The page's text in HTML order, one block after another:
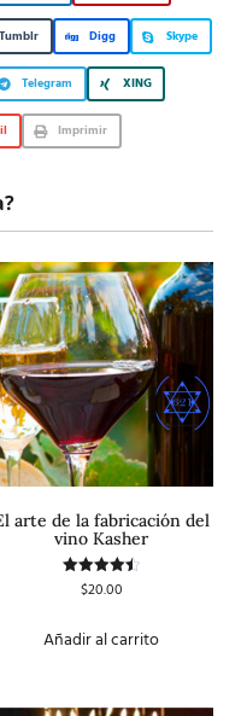
Tumblr Digg Skype
Telegram XING
Imprimir
arte de la fabricación del
vino Kasher
Valorado
$20.00
Añadir al carrito